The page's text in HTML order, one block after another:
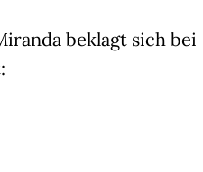
beklagt sich bei